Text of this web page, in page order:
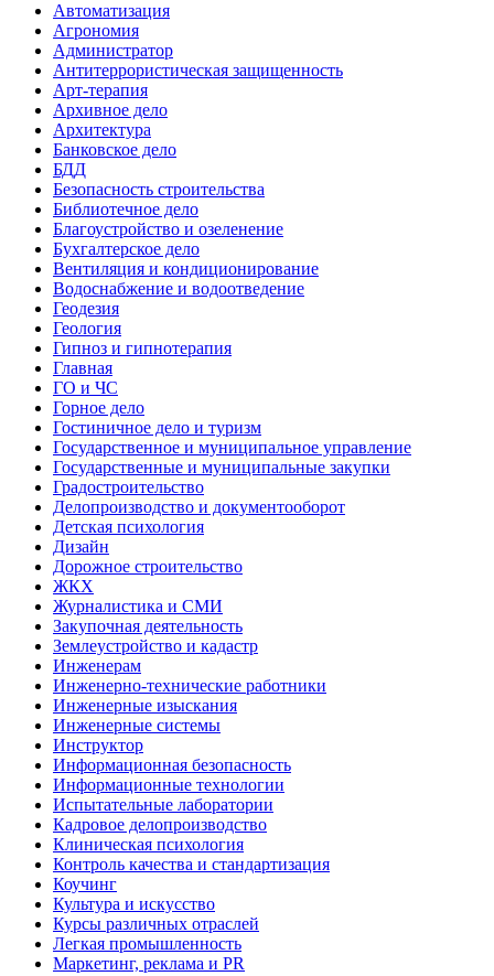
Автоматизация
Агрономия
Администратор
Антитеррористическая защищенность
Арт-терапия
Архивное дело
Архитектура
Банковское дело
БДД
Безопасность строительства
Библиотечное дело
Благоустройство и озеленение
Бухгалтерское дело
Вентиляция и кондиционирование
Водоснабжение и водоотведение
Геодезия
Геология
Гипноз и гипнотерапия
Главная
ГО и ЧС
Горное дело
Гостиничное дело и туризм
Государственное и муниципальное управление
Государственные и муниципальные закупки
Градостроительство
Делопроизводство и документооборот
Детская психология
Дизайн
Дорожное строительство
ЖКХ
Журналистика и СМИ
Закупочная деятельность
Землеустройство и кадастр
Инженерам
Инженерно-технические работники
Инженерные изыскания
Инженерные системы
Инструктор
Информационная безопасность
Информационные технологии
Испытательные лаборатории
Кадровое делопроизводство
Клиническая психология
Контроль качества и стандартизация
Коучинг
Культура и искусство
Курсы различных отраслей
Легкая промышленность
Маркетинг, реклама и PR